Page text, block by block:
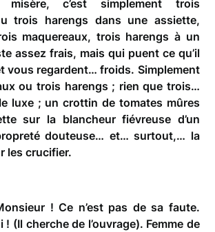
c’est simplement trois
trois harengs dans une assiette,
maquereaux, trois harengs à un
assez frais, mais qui puent ce qu’il
vous regardent… froids. Simplement
ou trois harengs ; rien que trois…
luxe ; un crottin de tomates mûres
sur la blancheur fiévreuse d’un
douteuse… et… surtout,… la
les crucifier.
! Ce n’est pas de sa faute.
(Il cherche de l’ouvrage). Femme de